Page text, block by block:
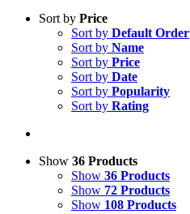
Sort by Price
Sort by Default Order
Sort by Name
Sort by Price
Sort by Date
Sort by Popularity
Sort by Rating
Show 36 Products
Show 36 Products
Show 72 Products
Show 108 Products